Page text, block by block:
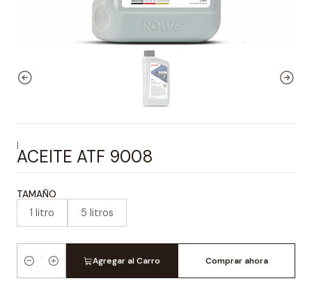
|
ACEITE ATF 9008
TAMAÑO
1 litro 5 litros
Cantidad
Agregar al Carro Comprar ahora